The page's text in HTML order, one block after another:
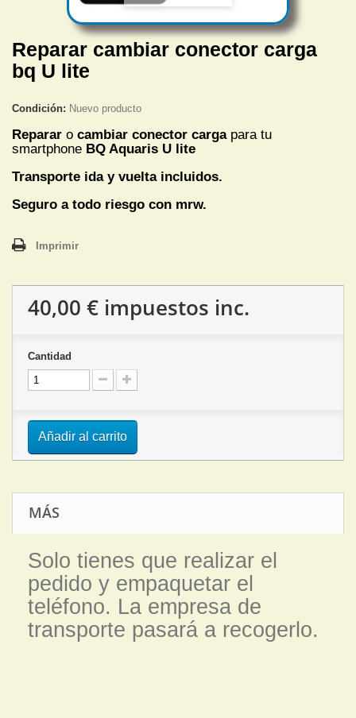
Reparar cambiar conector carga
bq U lite
Condición: Nuevo producto
Reparar o cambiar conector cargapara tu
smartphone BQ Aquaris U lite
Transporte ida y vuelta incluidos.
Seguro a todo riesgo con mrw.
Imprimir
40,00 € impuestos inc.
Cantidad
Añadir al carrito
MÁS
Solo tienes que realizar el
pedido y empaquetar el
teléfono. La empresa de
transporte pasará a recogerlo.